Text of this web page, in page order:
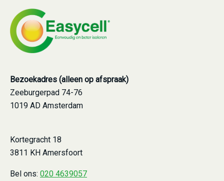
Bezoekadres (alleen op afspraak)
Zeeburgerpad 74-76
1019 AD Amsterdam
Kortegracht 18
3811 KH Amersfoort
Bel ons: 020 4639057